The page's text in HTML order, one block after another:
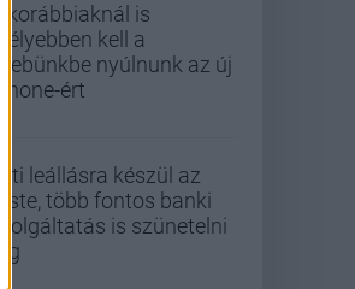
A korábbiaknál is
mélyebben kell a
zsebünkbe nyúlnunk az új
iPhone-ért
Esti leállásra készül az
Erste, több fontos banki
szolgáltatás is szünetelni
fog